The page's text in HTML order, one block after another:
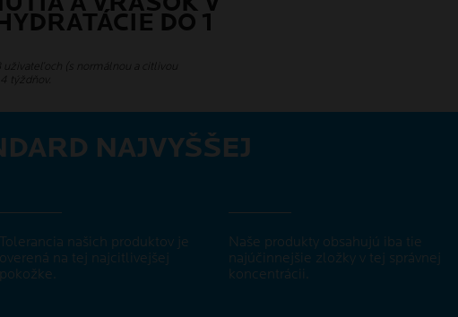
DO 1
(s normálnou a citlivou
týždňov.
NAJVYŠŠEJ
Tolerancia našich produktov je
overená na tej najcitlivejšej
pokožke.
Naše produkty obsahujú iba tie
najúčinnejšie zložky v tej správnej
koncentrácii.